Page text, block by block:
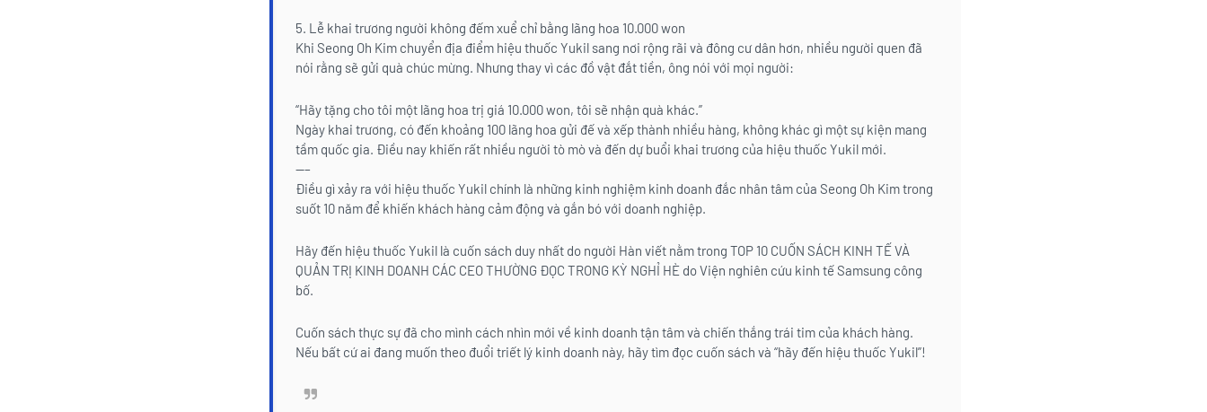
5. Lễ khai trương người không đếm xuể chỉ bằng lãng hoa 10.000 won
Khi Seong Oh Kim chuyển địa điểm hiệu thuốc Yukil sang nơi rộng rãi và đông cư dân hơn, nhiều người quen đã
nói rằng sẽ gửi quà chúc mừng. Nhưng thay vì các đồ vật đắt tiền, ông nói với mọi người:
“Hãy tặng cho tôi một lãng hoa trị giá 10.000 won, tôi sẽ nhận quà khác.”
Ngày khai trương, có đến khoảng 100 lãng hoa gửi đế và xếp thành nhiều hàng, không khác gì một sự kiện mang
tầm quốc gia. Điều nay khiến rất nhiều người tò mò và đến dự buổi khai trương của hiệu thuốc Yukil mới.
—–
Điều gì xảy ra với hiệu thuốc Yukil chính là những kinh nghiệm kinh doanh đắc nhân tâm của Seong Oh Kim trong
suốt 10 năm để khiến khách hàng cảm động và gắn bó với doanh nghiệp.
Hãy đến hiệu thuốc Yukil là cuốn sách duy nhất do người Hàn viết nằm trong TOP 10 CUỐN SÁCH KINH TẾ VÀ
QUẢN TRỊ KINH DOANH CÁC CEO THƯỜNG ĐỌC TRONG KỲ NGHỈ HÈ do Viện nghiên cứu kinh tế Samsung công
bố.
Cuốn sách thực sự đã cho mình cách nhìn mới về kinh doanh tận tâm và chiến thắng trái tim của khách hàng.
Nếu bất cứ ai đang muốn theo đuổi triết lý kinh doanh này, hãy tìm đọc cuốn sách và “hãy đến hiệu thuốc Yukil”!